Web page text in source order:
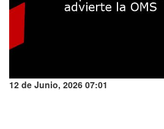
12 de Junio, 2026 07:01